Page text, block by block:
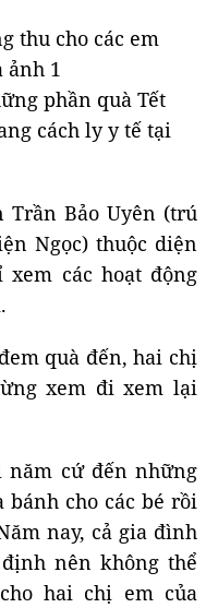
phần quà Tết
cách ly y tế tại
Trần Bảo Uyên (trú
Ngọc) thuộc diện
các hoạt động
quà đến, hai chị
xem đi xem lại
năm cứ đến những
cho các bé rồi
nay, cả gia đình
nên không thể
hai chị em của